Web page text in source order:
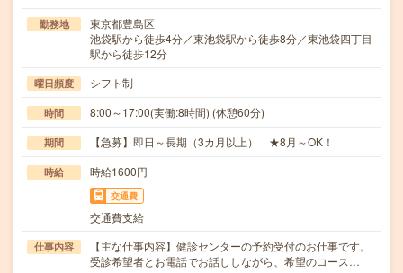
勤務地
東京都豊島区
池袋駅から徒歩4分／東池袋駅から徒歩8分／東池袋四丁目
駅から徒歩12分
曜日頻度 シフト制
時間 8:00～17:00(実働:8時間) (休憩60分)
期間 【急募】即日～長期（3カ月以上） ★8月～OK！
時給 時給1600円
交通費
交通費支給
仕事内容
【主な仕事内容】健診センターの予約受付のお仕事です。
受診希望者とお電話でお話ししながら、希望のコース…